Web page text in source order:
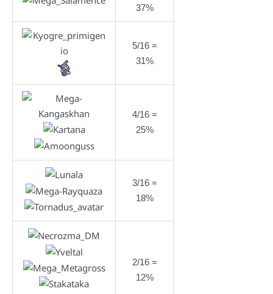
37%
5/16 =
31%
4/16 =
25%
3/16 =
18%
2/16 =
12%